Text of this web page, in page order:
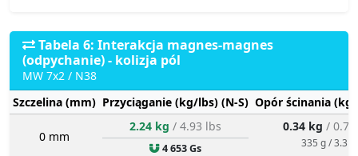
Tabela 6: Interakcja magnes-magnes
(odpychanie) - kolizja pól
MW 7x2 / N38
Szczelina (mm) Przyciąganie (kg/lbs) (N-S) Opór ścinania
0 mm
2.24 kg / 4.93 lbs
4 653 Gs
0.34 kg /
335 g / 3.3 N